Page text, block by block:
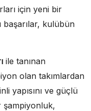
için yeni bir
kulübün
ile tanınan
olan takımlardan
yapısını ve güçlü
şampiyonluk,